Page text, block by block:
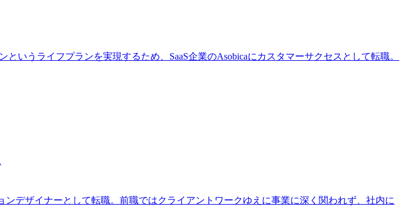
いうライフプランを実現するため、SaaS企業のAsobicaにカスタマーサクセスとして転職。
デザイナーとして転職。前職ではクライアントワークゆえに事業に深く関われず、社内に